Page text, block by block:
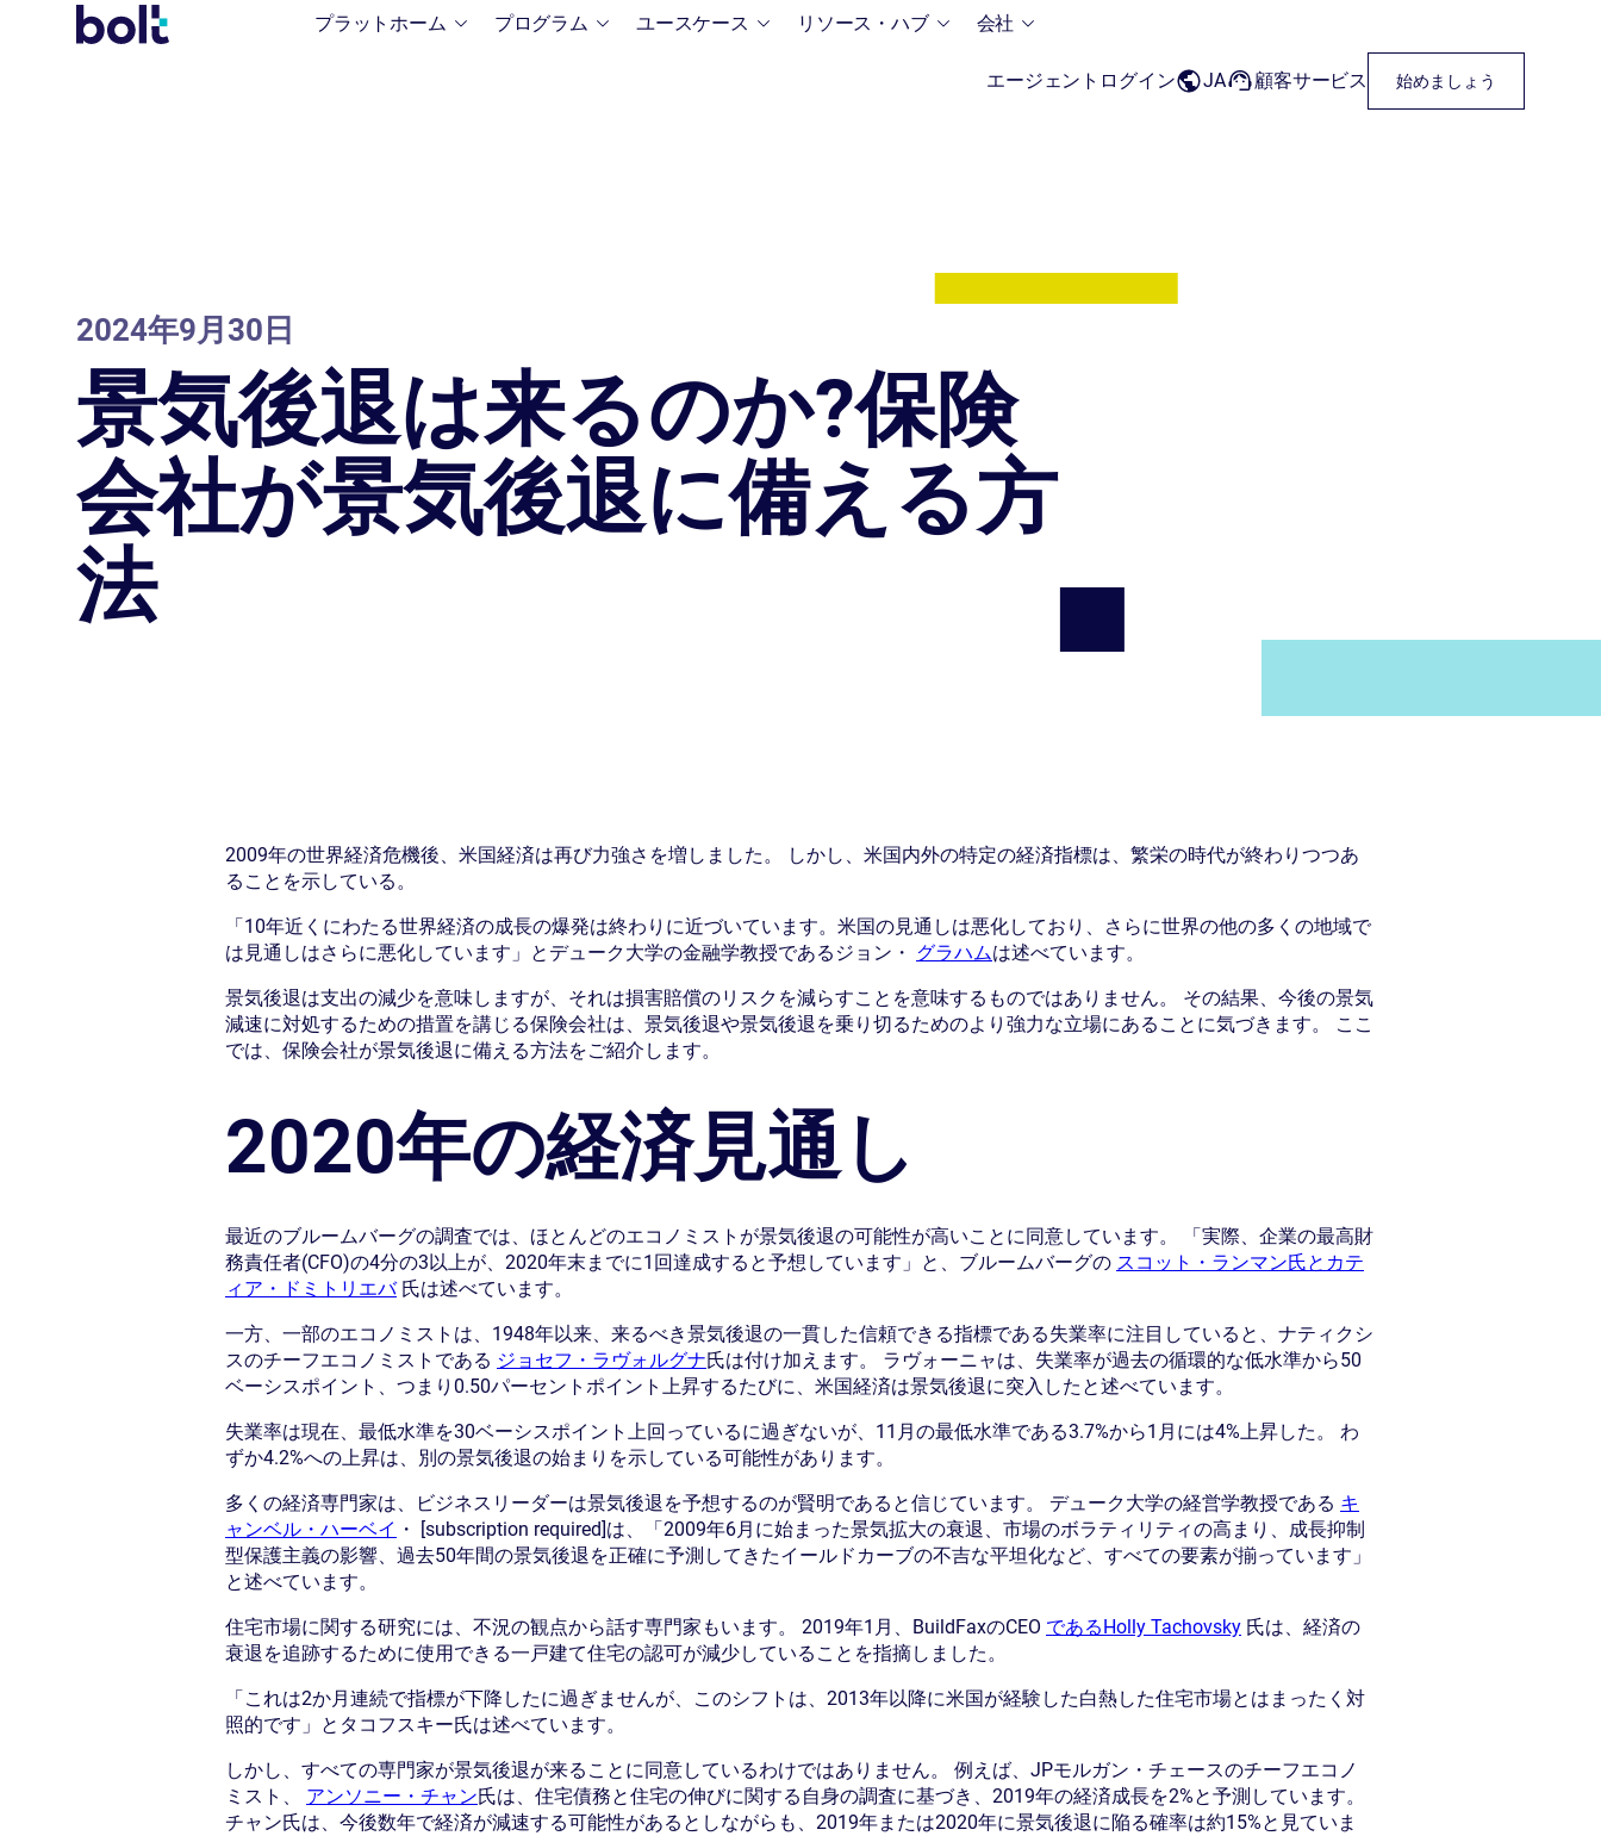
プラットホーム
を強化する包括的な B2B2C 保護および
保険プラットフォーム
詳細情報
時アクセス
製品コンフィギュレーター
商品の発売を加速します
データインサイト
データマーケットプレイス
Pre-filled data for fast and
accurate quote, bind, and claims
UIデザインシステム
カスタマイズ可能なコンテンツ管
理システムにより、より迅速な市
場投入を実現
プログラム ユースケース
囲を合理化し、あらゆる業界に合わせて
カスタマイズされた組み込み保険ソリュ
ーション
小売 業者
皆
リソース・ハブ
ートにアクセスします。
ションを調べてください。
い。
インサイト
会社
エージェントログイン JA 顧客サービス 始めましょう
2024年9月30日
景気後退は来るのか?保険
会社が景気後退に備える方
法
2009年の世界経済危機後、米国経済は再び力強さを増しました。 しかし、米国内外の特定の経済指標は、繁栄の時代が終わりつつあ
ることを示している。
「10年近くにわたる世界経済の成長の爆発は終わりに近づいています。米国の見通しは悪化しており、さらに世界の他の多くの地域で
は見通しはさらに悪化しています」とデューク大学の金融学教授であるジョン・ グラハムは述べています。
景気後退は支出の減少を意味しますが、それは損害賠償のリスクを減らすことを意味するものではありません。 その結果、今後の景気
減速に対処するための措置を講じる保険会社は、景気後退や景気後退を乗り切るためのより強力な立場にあることに気づきます。 ここ
では、保険会社が景気後退に備える方法をご紹介します。
2020年の経済見通し
最近のブルームバーグの調査では、ほとんどのエコノミストが景気後退の可能性が高いことに同意しています。 「実際、企業の最高財
務責任者(CFO)の4分の3以上が、2020年末までに1回達成すると予想しています」と、ブルームバーグの スコット・ランマン氏とカテ
ィア・ドミトリエバ氏は述べています。
一方、一部のエコノミストは、1948年以来、来るべき景気後退の一貫した信頼できる指標である失業率に注目していると、ナティクシ
スのチーフエコノミストである ジョセフ・ラヴォルグナ氏は付け加えます。 ラヴォーニャは、失業率が過去の循環的な低水準から50
ベーシスポイント、つまり0.50パーセントポイント上昇するたびに、米国経済は景気後退に突入したと述べています。
失業率は現在、最低水準を30ベーシスポイント上回っているに過ぎないが、11月の最低水準である3.7%から1月には4%上昇した。 わ
ずか4.2%への上昇は、別の景気後退の始まりを示している可能性があります。
多くの経済専門家は、ビジネスリーダーは景気後退を予想するのが賢明であると信じています。 デューク大学の経営学教授である キ
ャンベル・ハーベイ ・ [subscription required]は、「2009年6月に始まった景気拡大の衰退、市場のボラティリティの高まり、成長抑制
型保護主義の影響、過去50年間の景気後退を正確に予測してきたイールドカーブの不吉な平坦化など、すべての要素が揃っています」
と述べています。
住宅市場に関する研究には、不況の観点から話す専門家もいます。 2019年1月、BuildFaxのCEO であるHolly Tachovsky 氏は、経済の
衰退を追跡するために使用できる一戸建て住宅の認可が減少していることを指摘しました。
「これは2か月連続で指標が下降したに過ぎませんが、このシフトは、2013年以降に米国が経験した白熱した住宅市場とはまったく対
照的です」とタコフスキー氏は述べています。
しかし、すべての専門家が景気後退が来ることに同意しているわけではありません。 例えば、JPモルガン・チェースのチーフエコノ
ミスト、 アンソニー・チャン氏は、住宅債務と住宅の伸びに関する自身の調査に基づき、2019年の経済成長を2%と予測しています。
チャン氏は、今後数年で経済が減速する可能性があるとしながらも、2019年または2020年に景気後退に陥る確率は約15%と見ていま